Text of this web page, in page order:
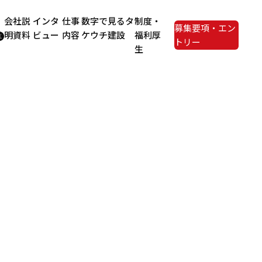
会社説
明資料
インタ
ビュー
仕事
内容
数字で見るタ
ケウチ建設
制度・
福利厚
生
募集要項・エン
トリー